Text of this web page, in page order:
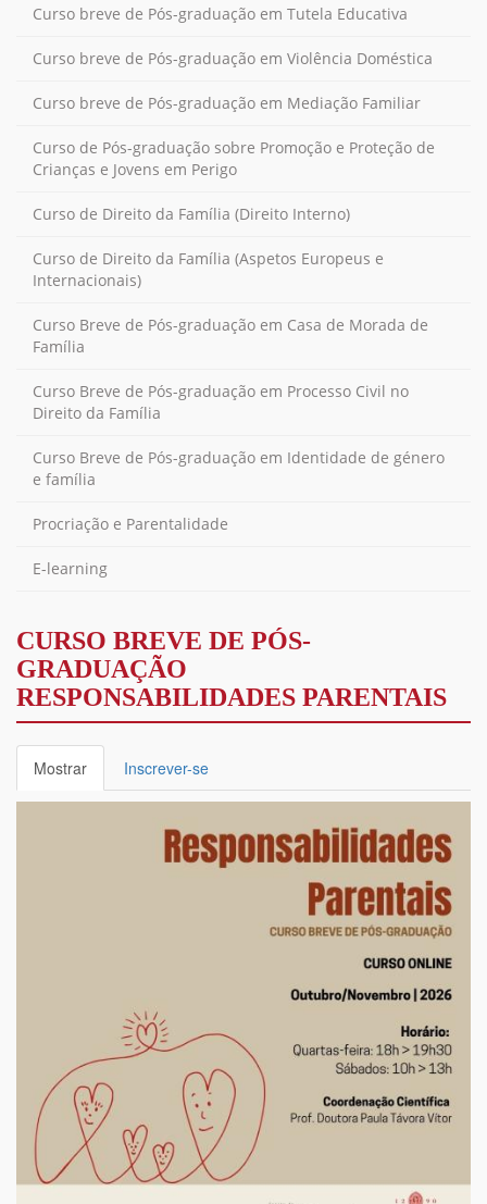
Curso breve de Pós-graduação em Tutela Educativa
Curso breve de Pós-graduação em Violência Doméstica
Curso breve de Pós-graduação em Mediação Familiar
Curso de Pós-graduação sobre Promoção e Proteção de
Crianças e Jovens em Perigo
Curso de Direito da Família (Direito Interno)
Curso de Direito da Família (Aspetos Europeus e
Internacionais)
Curso Breve de Pós-graduação em Casa de Morada de
Família
Curso Breve de Pós-graduação em Processo Civil no
Direito da Família
Curso Breve de Pós-graduação em Identidade de género
e família
Procriação e Parentalidade
E-learning
CURSO BREVE DE PÓS-
GRADUAÇÃO
RESPONSABILIDADES PARENTAIS
Separadores
primários
Mostrar (separador
ativo)
Inscrever-se